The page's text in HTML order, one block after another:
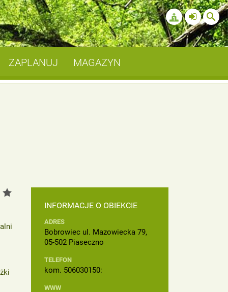
search
ZAPLANUJ MAGAZYN
INFORMACJE O OBIEKCIE
ADRES
Bobrowiec ul. Mazowiecka 79,
05-502 Piaseczno
TELEFON
kom. 506030150:
WWW